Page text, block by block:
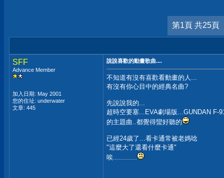
第1頁 共25頁
SFF
Advance Member
加入日期: May 2001
您的住址: underwater
文章: 445
說說喜歡的動畫歌曲....
不知道有沒有喜歡看動畫的人...
有沒有你心目中的經典名曲?
先說說我的...
超時空要塞...EVA劇場版...GUNDAN F-
的主題曲..都覺得蠻好聽的
已經24歲了...看卡通常被老媽唸
"這麼大了還看什麼卡通"
唉............